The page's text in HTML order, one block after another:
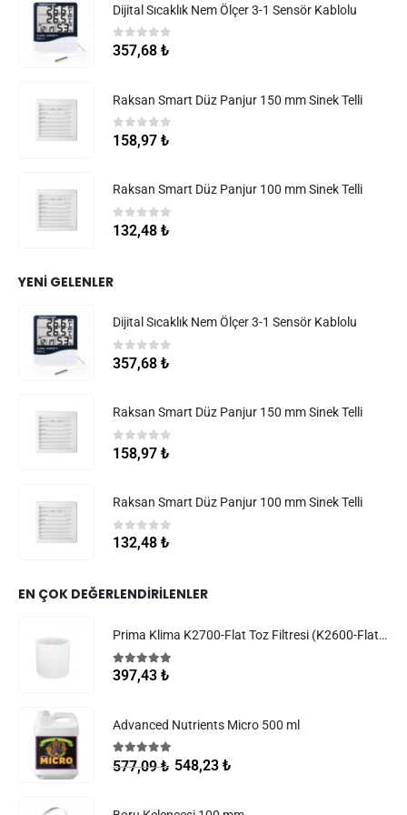
Dijital Sıcaklık Nem Ölçer 3-1 Sensör Kablolu
05 üzerinden
357,68 ₺
Raksan Smart Düz Panjur 150 mm Sinek Telli
0 5 üzerinden
158,97 ₺
Raksan Smart Düz Panjur 100 mm Sinek Telli
05 üzerinden
132,48 ₺
YENI GELENLER
Dijital Sıcaklık Nem Ölçer 3-1 Sensör Kablolu
05 üzerinden
357,68 ₺
Raksan Smart Düz Panjur 150 mm Sinek Telli
0 5 üzerinden
158,97 ₺
Raksan Smart Düz Panjur 100 mm Sinek Telli
05 üzerinden
132,48 ₺
EN ÇOK DEĞERLENDIRILENLER
Prima Klima K2700-Flat Toz Filtresi (K2600-Flat Filtreler)
5.00 5 üzerinden
397,43 ₺
Advanced Nutrients Micro 500 ml
5.005 üzerinden
577,09₺ 548,23 ₺